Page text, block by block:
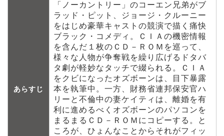
あらすじ
「ノーカントリー」のコーエン兄弟がブ
ラッド・ピット、ジョージ・クルーニー
をはじめ豪華キャストの競演で描く痛快
ブラック・コメディ。ＣＩＡの機密情報
を含んだ１枚のＣＤ－ＲＯＭを巡って、
様々な人物が争奪戦を繰り広げるドタバ
タ劇が軽妙なタッチで綴られる。ＣＩＡ
をクビになったオズボーンは、目下暴露
本を執筆中。一方、財務省連邦保安官ハ
リーと不倫中の妻ケイティは、離婚を有
利に進めるべくオズボーンのパソコンを
まるまるＣＤ－ＲＯＭにコピーする。と
ころが、ひょんなことからそれがフィッ